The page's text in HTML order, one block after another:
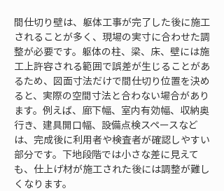
間仕切り壁は、躯体工事が完了した後に施工
されることが多く、現場の実寸に合わせた調
整が必要です。躯体の柱、梁、床、壁には施
工上許容される範囲で誤差が生じることがあ
るため、図面寸法だけで間仕切り位置を決め
ると、実際の空間寸法と合わない場合があり
ます。例えば、廊下幅、室内有効幅、収納奥
行き、建具開口幅、設備点検スペースなど
は、完成後に利用者や検査者が確認しやすい
部分です。下地段階では小さな差に見えて
も、仕上げ材が施工された後には調整が難し
くなります。